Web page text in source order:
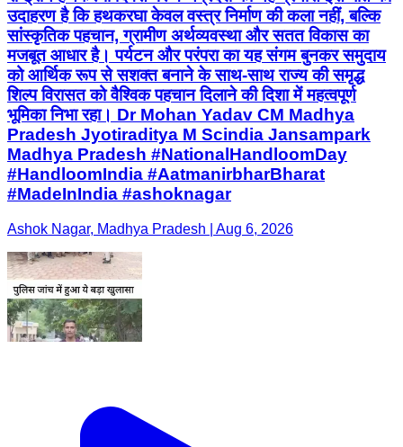
उदाहरण है कि हथकरघा केवल वस्त्र निर्माण की कला नहीं, बल्कि
सांस्कृतिक पहचान, ग्रामीण अर्थव्यवस्था और सतत विकास का
मजबूत आधार है। पर्यटन और परंपरा का यह संगम बुनकर समुदाय
को आर्थिक रूप से सशक्त बनाने के साथ-साथ राज्य की समृद्ध
शिल्प विरासत को वैश्विक पहचान दिलाने की दिशा में महत्वपूर्ण
भूमिका निभा रहा। Dr Mohan Yadav CM Madhya
Pradesh Jyotiraditya M Scindia Jansampark
Madhya Pradesh #NationalHandloomDay
#HandloomIndia #AatmanirbharBharat
#MadeInIndia #ashoknagar
Ashok Nagar, Madhya Pradesh | Aug 6, 2026